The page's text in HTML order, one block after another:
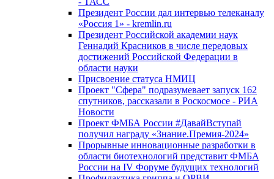
Президент России дал интервью телеканалу
«Россия 1» - kremlin.ru
Президент Российской академии наук
Геннадий Красников в числе передовых
достижений Российской Федерации в
области науки
Присвоение статуса НМИЦ
Проект "Сфера" подразумевает запуск 162
спутников, рассказали в Роскосмосе - РИА
Новости
Проект ФМБА России #ДавайВступай
получил награду «Знание.Премия-2024»
Прорывные инновационные разработки в
области биотехнологий представит ФМБА
России на IV Форуме будущих технологий